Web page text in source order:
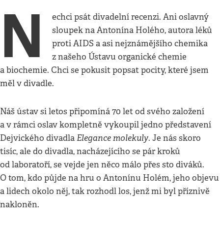
N
echci psát divadelní recenzi. Ani oslavný
sloupek na Antonína Holého, autora léků
proti AIDS a asi nejznámějšího chemika
z našeho Ústavu organické chemie
a biochemie. Chci se pokusit popsat pocity, které jsem
měl v divadle.
Náš ústav si letos připomíná 70 let od svého založení
a v rámci oslav kompletně vykoupil jedno představení
Dejvického divadlaElegance molekuly. Je nás skoro
tisíc, ale do divadla, nacházejícího se pár kroků
od laboratoří, se vejde jen něco málo přes sto diváků.
O tom, kdo půjde na hru o Antonínu Holém, jeho objevu
a lidech okolo něj, tak rozhodl los, jenž mi byl příznivě
nakloněn.